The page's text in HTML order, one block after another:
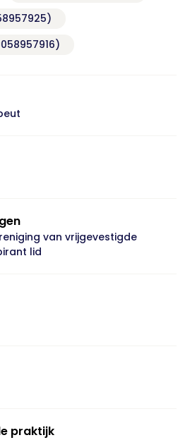
van vrijgevestigde
lid
praktijk